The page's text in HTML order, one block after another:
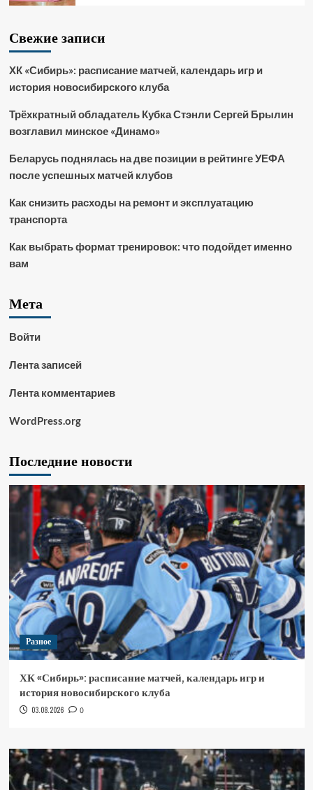
Свежие записи
ХК «Сибирь»: расписание матчей, календарь игр и
история новосибирского клуба
Трёхкратный обладатель Кубка Стэнли Сергей Брылин
возглавил минское «Динамо»
Беларусь поднялась на две позиции в рейтинге УЕФА
после успешных матчей клубов
Как снизить расходы на ремонт и эксплуатацию
транспорта
Как выбрать формат тренировок: что подойдет именно
вам
Мета
Войти
Лента записей
Лента комментариев
WordPress.org
Последние новости
Разное
ХК «Сибирь»: расписание матчей, календарь игр и
история новосибирского клуба
03.08.2026 0